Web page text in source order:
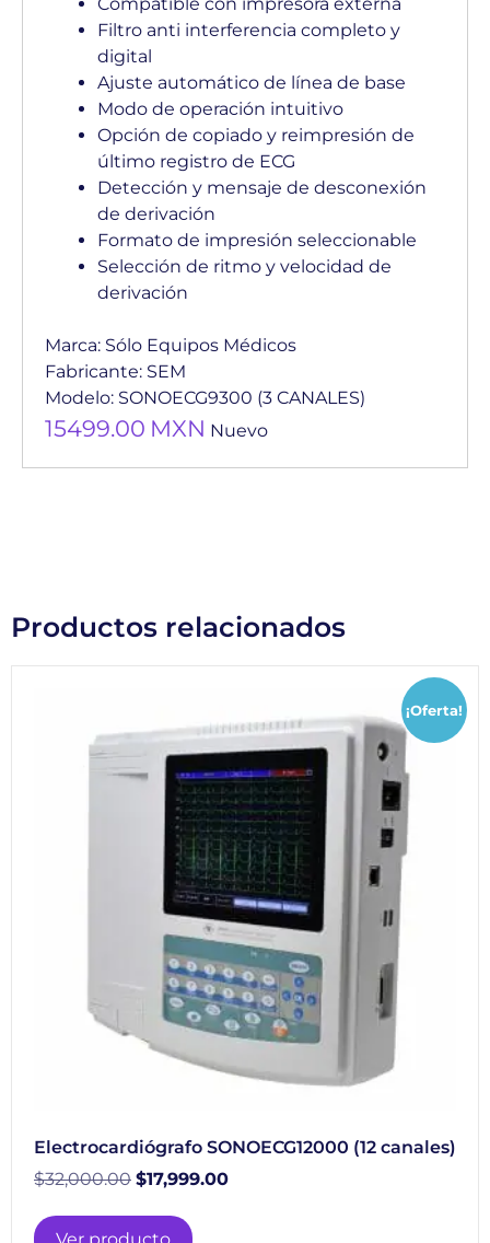
Filtro anti interferencia completo y
digital
Ajuste automático de línea de base
Modo de operación intuitivo
Opción de copiado y reimpresión de
último registro de ECG
Detección y mensaje de desconexión
de derivación
Formato de impresión seleccionable
Selección de ritmo y velocidad de
derivación
Marca: Sólo Equipos Médicos
Fabricante: SEM
Modelo: SONOECG9300 (3 CANALES)
15499.00 MXN Nuevo
Productos relacionados
¡Oferta!
Electrocardiógrafo SONOECG12000 (12 canales)
$32,000.00 $17,999.00
Ver producto